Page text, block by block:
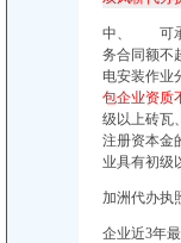
证申请怎么办理-深圳58
办签证_欣欣旅游网
）_基金频道_证券之星
中、 可承
务合同额不
电安装作
包企业资质
级以上砖瓦
注册资本
业具有初级
加洲代办执
企业近3年